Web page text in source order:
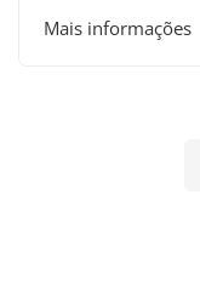
Mais informações